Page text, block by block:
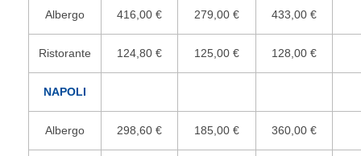
Albergo 416,00 € 279,00 € 433,00 €
Ristorante 124,80 € 125,00 € 128,00 €
NAPOLI
Albergo 298,60 € 185,00 € 360,00 €